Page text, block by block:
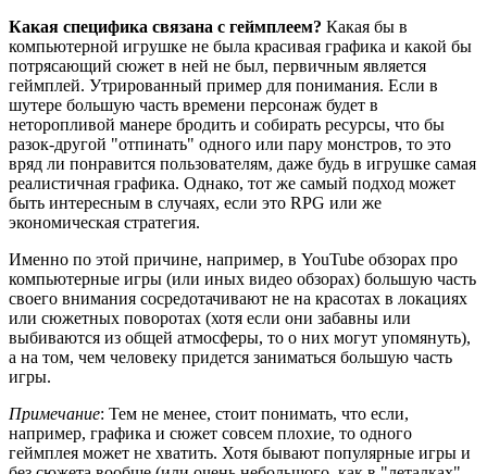
Какая специфика связана с геймплеем? Какая бы в
компьютерной игрушке не была красивая графика и какой бы
потрясающий сюжет в ней не был, первичным является
геймплей. Утрированный пример для понимания. Если в
шутере большую часть времени персонаж будет в
неторопливой манере бродить и собирать ресурсы, что бы
разок-другой "отпинать" одного или пару монстров, то это
вряд ли понравится пользователям, даже будь в игрушке самая
реалистичная графика. Однако, тот же самый подход может
быть интересным в случаях, если это RPG или же
экономическая стратегия.
Именно по этой причине, например, в YouTube обзорах про
компьютерные игры (или иных видео обзорах) большую часть
своего внимания сосредотачивают не на красотах в локациях
или сюжетных поворотах (хотя если они забавны или
выбиваются из общей атмосферы, то о них могут упомянуть),
а на том, чем человеку придется заниматься большую часть
игры.
Примечание: Тем не менее, стоит понимать, что если,
например, графика и сюжет совсем плохие, то одного
геймплея может не хватить. Хотя бывают популярные игры и